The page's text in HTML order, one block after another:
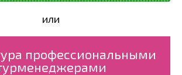
или
профессиональными